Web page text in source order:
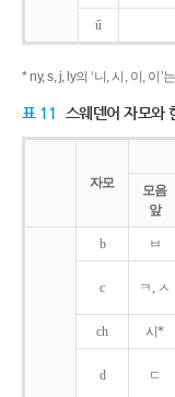
ű
* ny, s, j, ly의 ‘니, 시, 이, 이
표 11 스웨덴어 자모와
자모
모음
앞
b ㅂ
c ㅋ, ㅅ
ch 시*
d ㄷ